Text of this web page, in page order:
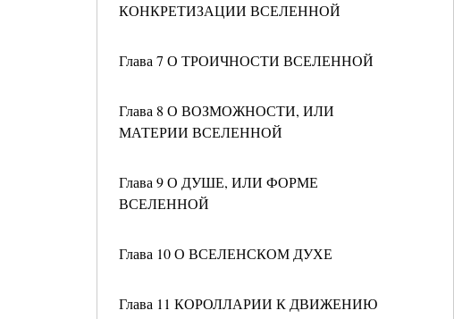
КОНКРЕТИЗАЦИИ ВСЕЛЕННОЙ
Глава 7 О ТРОИЧНОСТИ ВСЕЛЕННОЙ
Глава 8 О ВОЗМОЖНОСТИ, ИЛИ
МАТЕРИИ ВСЕЛЕННОЙ
Глава 9 О ДУШЕ, ИЛИ ФОРМЕ
ВСЕЛЕННОЙ
Глава 10 О ВСЕЛЕНСКОМ ДУХЕ
Глава 11 КОРОЛЛАРИИ К ДВИЖЕНИЮ